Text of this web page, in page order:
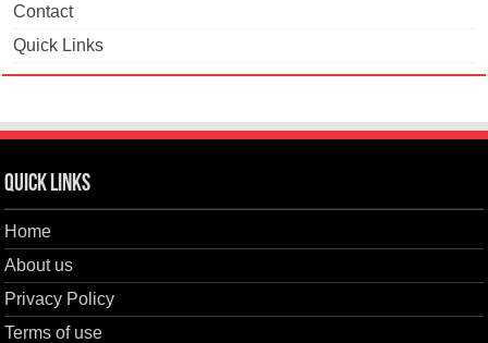
Contact
Quick Links
Quick Links
Home
About us
Privacy Policy
Terms of use